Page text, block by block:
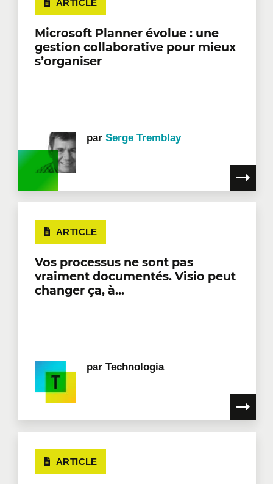
ARTICLE
Microsoft Planner évolue : une
gestion collaborative pour mieux
s’organiser
par Serge Tremblay
ARTICLE
Vos processus ne sont pas
vraiment documentés. Visio peut
changer ça, à...
par Technologia
ARTICLE